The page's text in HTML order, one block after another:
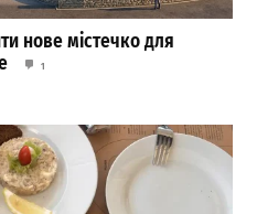
нове містечко для
1